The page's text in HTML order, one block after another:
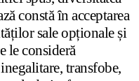
constă în acceptarea
sale opționale și
le consideră
transfobe,